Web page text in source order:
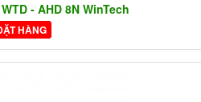
- AHD 8N WinTech
HÀNG